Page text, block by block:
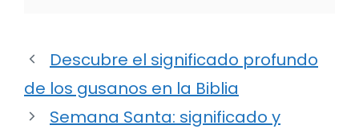
Descubre el significado profundo
de los gusanos en la Biblia
Semana Santa: significado y